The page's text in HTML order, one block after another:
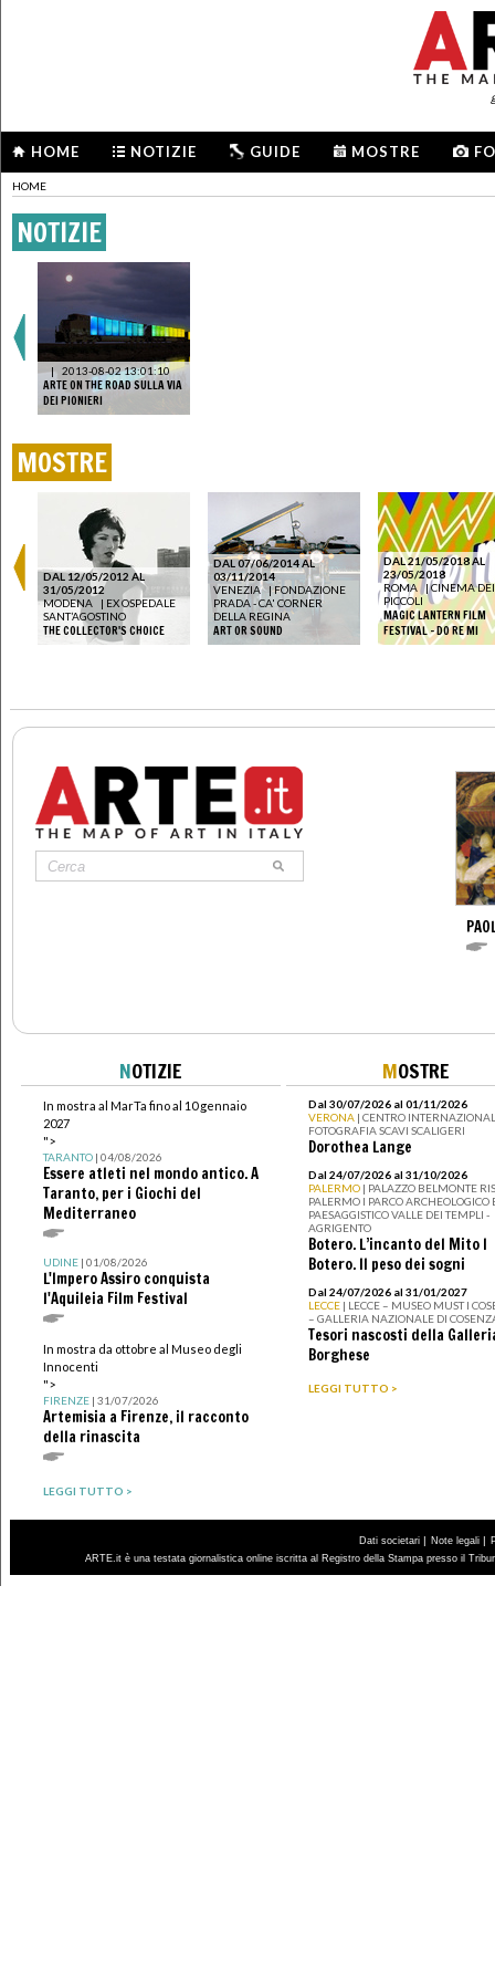
HOME NOTIZIE GUIDE MOSTRE
HOME
NOTIZIE
| 2013-08-02 13:01:10
ARTE ON THE ROAD SULLA VIA
DEI PIONIERI
MOSTRE
DAL 12/05/2012 AL
31/05/2012
MODENA
| EX OSPEDALE
SANT’AGOSTINO
THE COLLECTOR'S CHOICE
DAL 07/06/2014 AL
03/11/2014
VENEZIA
|FONDAZIONE
PRADA - CA' CORNER
DELLA REGINA
ART OR SOUND
DAL 21/05/2018 AL
23/05/2018
ROMA |CINEMA DEI
PICCOLI
MAGIC LANTERN FILM
FESTIVAL - DO RE MI
NOTIZIE
In mostra al MarTa fino al 10 gennaio
2027
">
TARANTO| 04/08/2026
Essere atleti nel mondo antico. A
Taranto, per i Giochi del
Mediterraneo
UDINE| 01/08/2026
L'Impero Assiro conquista
l'Aquileia Film Festival
In mostra da ottobre al Museo degli
Innocenti
">
FIRENZE| 31/07/2026
Artemisia a Firenze, il racconto
della rinascita
LEGGI TUTTO >
MOSTRE
Dal 30/07/2026 al 01/11/2026
VERONA | CENTRO
FOTOGRAFIA SCAVI SCALIGERI
Dorothea Lange
Dal 24/07/2026 al 31/10/2026
PALERMO | PALAZZO BELMONTE
PALERMO I PARCO ARCHEOLOGICO
PAESAGGISTICO VALLE DEI TEMPLI -
AGRIGENTO
Botero. L’incanto del Mito I
Botero. Il peso dei sogni
Dal 24/07/2026 al 31/01/2027
LECCE | LECCE – MUSEO MUST I
– GALLERIA NAZIONALE DI
Tesori nascosti della
Borghese
LEGGI TUTTO >
Dati societari | Note legali |
ARTE.it è una testata giornalistica online iscritta al Registro della Stampa presso il